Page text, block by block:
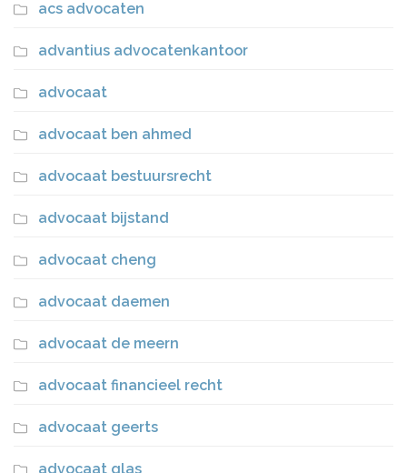
acs advocaten
advantius advocatenkantoor
advocaat
advocaat ben ahmed
advocaat bestuursrecht
advocaat bijstand
advocaat cheng
advocaat daemen
advocaat de meern
advocaat financieel recht
advocaat geerts
advocaat glas